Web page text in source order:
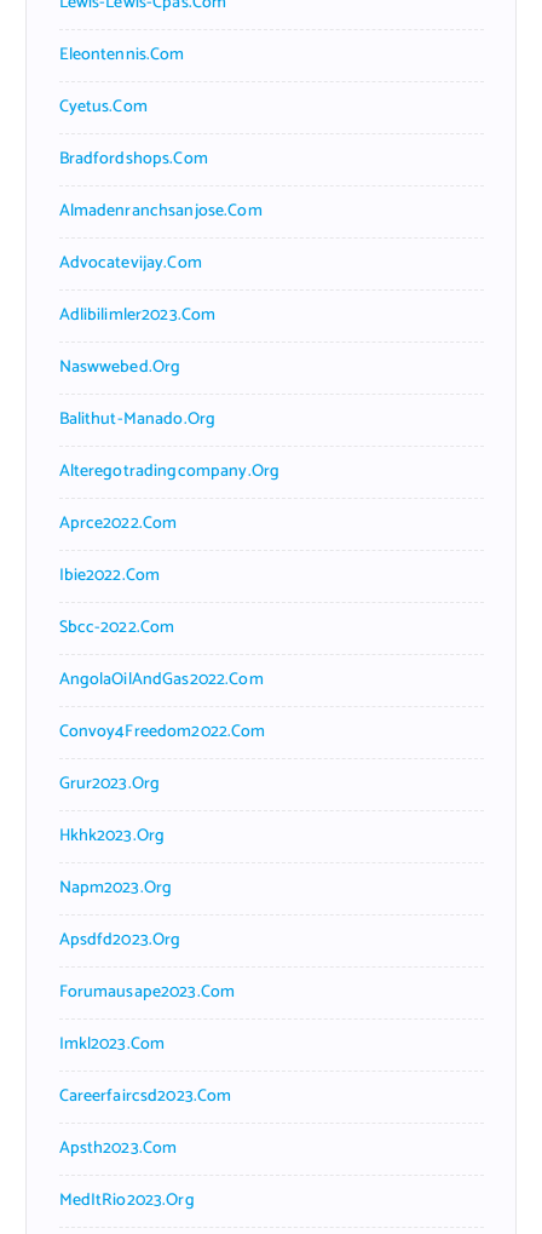
Eleontennis.com
Cyetus.com
Bradfordshops.com
Almadenranchsanjose.com
Advocatevijay.com
Adlibilimler2023.com
Naswwebed.org
Balithut-Manado.org
Alteregotradingcompany.org
Aprce2022.com
Ibie2022.com
Sbcc-2022.com
AngolaOilAndGas2022.com
Convoy4Freedom2022.com
Grur2023.org
Hkhk2023.org
Napm2023.org
Apsdfd2023.org
Forumausape2023.com
Imkl2023.com
Careerfaircsd2023.com
Apsth2023.com
MedItRio2023.org